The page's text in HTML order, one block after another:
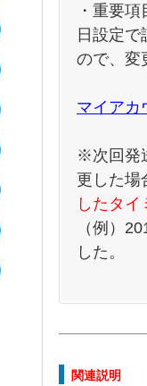
・重要
日設定
ので、変
マイアカ
※次回発
更した場
したタ
（例）
した。
関連説明